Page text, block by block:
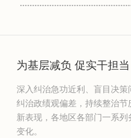
为基层减负 促实干担当
深入纠治急功近利、盲目决
纠治政绩观偏差，持续整治
新表现，各地区各部门一系
变化。